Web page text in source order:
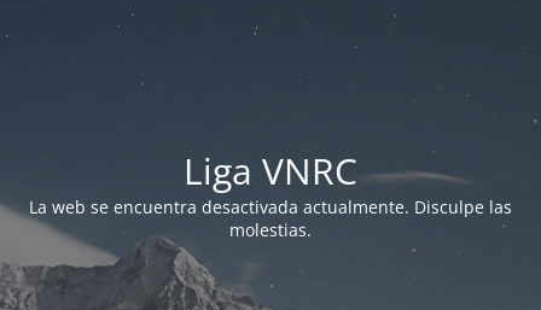
Liga VNRC
La web se encuentra desactivada actualmente. Disculpe las
molestias.